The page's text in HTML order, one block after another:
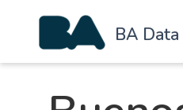
BA Data